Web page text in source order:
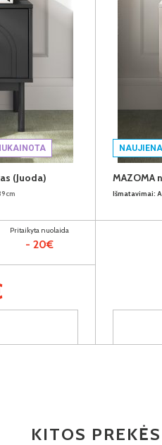
(Juoda)
Pritaikyta nuolaida
- 20€
NAUJIENA
MAZOMA
Išmatavimai:
KITOS PREKĖS